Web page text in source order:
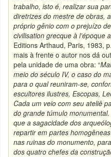
trabalho, isto é, realizar sua
diretrizes do mestre de obras,
próprio gênio com o prejuízo
civilisation grecque à l’époque
Editions Arthaud, Paris, 1983,
mais à frente o autor nos dá
pela unidade de uma obra: “
meio do século IV, o caso do
para o qual reuniram-se,
escultores ilustres, Escopas,
Cada um veio com seu ateliê
do grande túmulo
que a sagacidade dos
repartir em partes
nas ruinas do monumento,
dos quatro chefes da